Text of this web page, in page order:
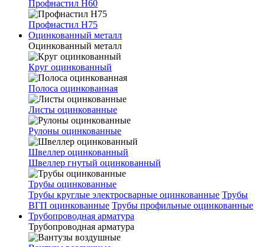
Профнастил Н60
Профнастил Н75
Оцинкованный металл
Оцинкованный металл
Круг оцинкованный
Полоса оцинкованная
Листы оцинкованные
Рулоны оцинкованные
Швеллер оцинкованный
Швеллер гнутый оцинкованный
Трубы оцинкованные
Трубы круглые электросварные оцинкованные Трубы
ВГП оцинкованные Трубы профильные оцинкованные
Трубопроводная арматура
Трубопроводная арматура